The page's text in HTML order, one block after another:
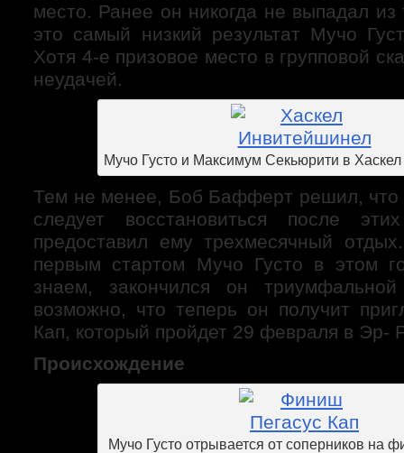
место. Ранее он никогда не выпадал из
это самый низкий результат Мучо
Хотя 4-е призовое место в групповой
неудачей.
Мучо Густо и Максимум Секьюрити в
Тем не менее, Боб Бафферт решил, что
следует восстановиться после
предоставил ему трехмесячный
первым стартом Мучо Густо в этом
знаем, закончился он
возможно, что теперь он получит
Кап, который пройдет 29 февраля в Эр-
Происхождение
Мучо Густо отрывается от соперников на